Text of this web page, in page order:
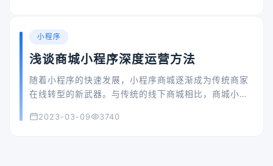
小程序
浅谈商城小程序深度运营方法
随着小程序的快速发展，小程序商城逐渐成为传统商家
在线转型的新武器。与传统的线下商城相比，商城小程
节等各种因素的影响。而且商城小程序本身就是一个基
2023-03-09 3740